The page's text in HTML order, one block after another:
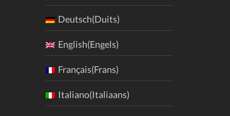
Deutsch(Duits)
English(Engels)
Français(Frans)
Italiano(Italiaans)